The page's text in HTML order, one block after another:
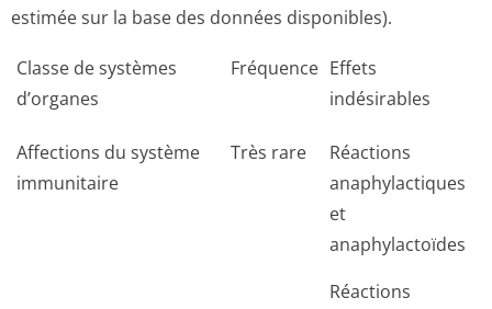
estimée sur la base des données disponibles).
Classe de systèmes
d’organes
Fréquence Effets
indésirables
Affections du système
immunitaire
Très rare
Réactions
anaphylactiques
et
anaphylactoïdes
Réactions